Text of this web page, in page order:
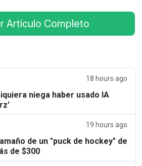
Artículo Completo
18 hours ago
niega haber usado IA
19 hours ago
de un "puck de hockey" de
de $300